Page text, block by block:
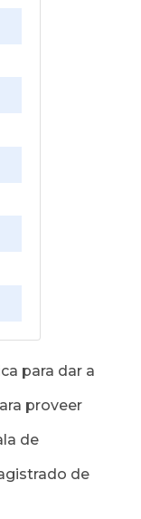
para dar a
proveer
de
de